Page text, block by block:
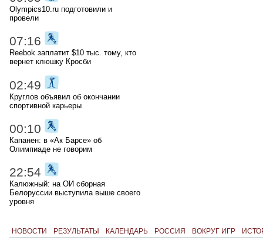
Olympics10.ru подготовили и
провели
07:16
Reebok заплатит $10 тыс. тому, кто
вернет клюшку Кросби
02:49
Круглов объявил об окончании
спортивной карьеры
00:10
Капанен: в «Ак Барсе» об
Олимпиаде не говорим
22:54
Калюжный: на ОИ сборная
Белоруссии выступила выше своего
уровня
НОВОСТИ РЕЗУЛЬТАТЫ КАЛЕНДАРЬ РОССИЯ ВОКРУГ ИГР